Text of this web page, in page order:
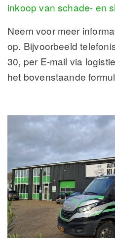
inkoop van schade- en
Neem voor meer
op. Bijvoorbeeld
30, per E-mail via
het bovenstaande